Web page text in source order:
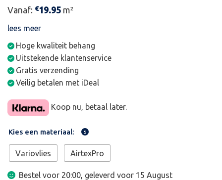
Vanaf: €19.95 m²
lees meer
Hoge kwaliteit behang
Uitstekende klantenservice
Gratis verzending
Veilig betalen met iDeal
Koop nu, betaal later.
Kies een materiaal:
Variovlies AirtexPro
Bestel voor 20:00, geleverd voor 15 August